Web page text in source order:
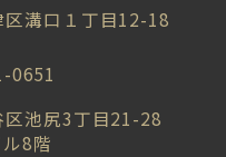
溝口１丁目12-18
0651
区池尻3丁目21-28
8階